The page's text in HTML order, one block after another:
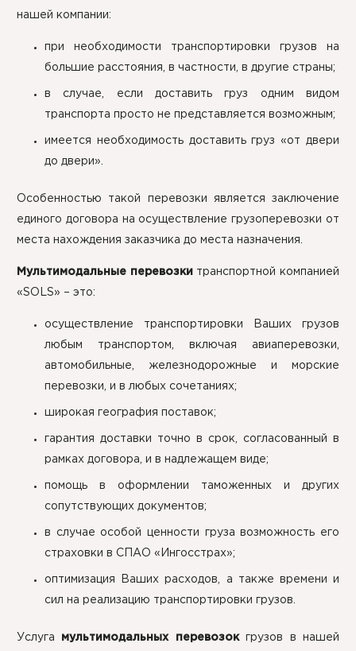
нашей компании:
при необходимости транспортировки грузов на
большие расстояния, в частности, в другие страны;
в случае, если доставить груз одним видом
транспорта просто не представляется возможным;
имеется необходимость доставить груз «от двери
до двери».
Особенностью такой перевозки является заключение
единого договора на осуществление грузоперевозки от
места нахождения заказчика до места назначения.
Мультимодальные перевозки транспортной компанией
«SOLS» – это:
осуществление транспортировки Ваших грузов
любым транспортом, включая авиаперевозки,
автомобильные, железнодорожные и морские
перевозки, и в любых сочетаниях;
широкая география поставок;
гарантия доставки точно в срок, согласованный в
рамках договора, и в надлежащем виде;
помощь в оформлении таможенных и других
сопутствующих документов;
в случае особой ценности груза возможность его
страховки в СПАО «Ингосстрах»;
оптимизация Ваших расходов, а также времени и
сил на реализацию транспортировки грузов.
Услуга мультимодальных перевозокгрузов в нашей